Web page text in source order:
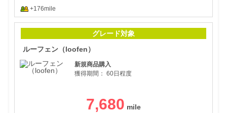
+176mile
グレード対象
ルーフェン（loofen）
新規商品購入
獲得期間： 60日程度
7,680